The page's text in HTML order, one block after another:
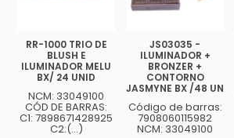
RR-1000 TRIO DE
BLUSH E
ILUMINADOR MELU
BX/ 24 UNID
NCM: 33049100
CÓD DE BARRAS:
C1: 7898671428925
C2:(...)
JS03035 -
ILUMINADOR +
BRONZER +
CONTORNO
JASMYNE BX /48 UN
Código de barras:
7908060115982
NCM: 33049100